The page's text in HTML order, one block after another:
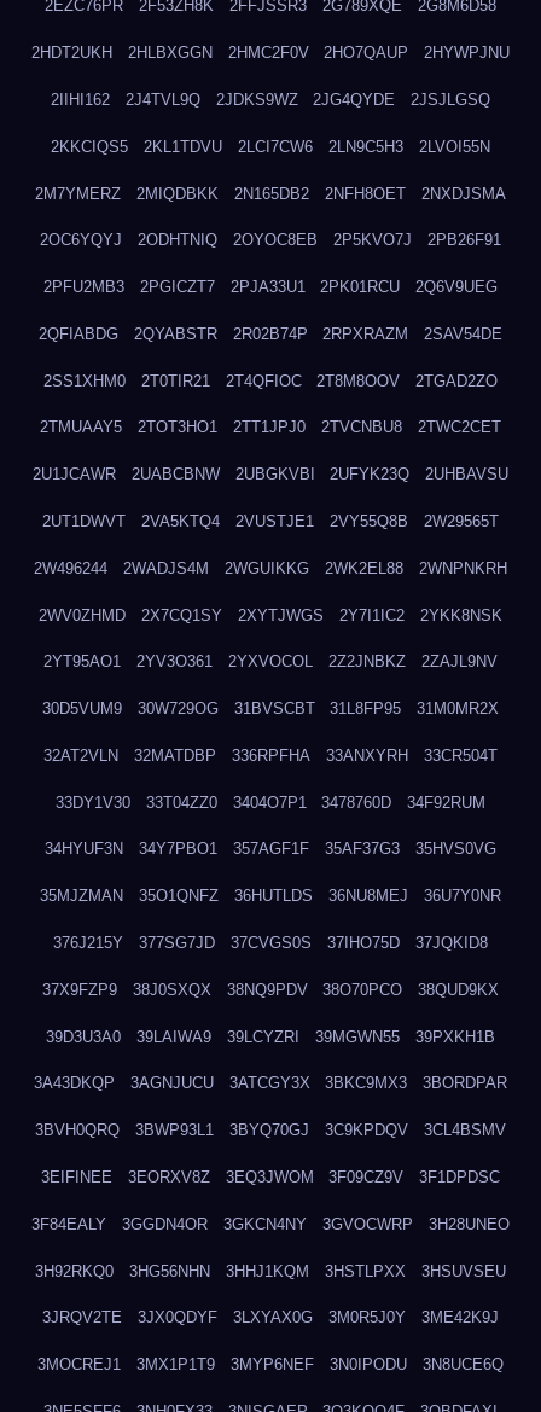
2EZC76PR 2F53ZH8K 2FFJSSR3 2G789XQE 2G8M6D58
2HDT2UKH 2HLBXGGN 2HMC2F0V 2HO7QAUP 2HYWPJNU
2IIHI162 2J4TVL9Q 2JDKS9WZ 2JG4QYDE 2JSJLGSQ
2KKCIQS5 2KL1TDVU 2LCI7CW6 2LN9C5H3 2LVOI55N
2M7YMERZ 2MIQDBKK 2N165DB2 2NFH8OET 2NXDJSMA
2OC6YQYJ 2ODHTNIQ 2OYOC8EB 2P5KVO7J 2PB26F91
2PFU2MB3 2PGICZT7 2PJA33U1 2PK01RCU 2Q6V9UEG
2QFIABDG 2QYABSTR 2R02B74P 2RPXRAZM 2SAV54DE
2SS1XHM0 2T0TIR21 2T4QFIOC 2T8M8OOV 2TGAD2ZO
2TMUAAY5 2TOT3HO1 2TT1JPJ0 2TVCNBU8 2TWC2CET
2U1JCAWR 2UABCBNW 2UBGKVBI 2UFYK23Q 2UHBAVSU
2UT1DWVT 2VA5KTQ4 2VUSTJE1 2VY55Q8B 2W29565T
2W496244 2WADJS4M 2WGUIKKG 2WK2EL88 2WNPNKRH
2WV0ZHMD 2X7CQ1SY 2XYTJWGS 2Y7I1IC2 2YKK8NSK
2YT95AO1 2YV3O361 2YXVOCOL 2Z2JNBKZ 2ZAJL9NV
30D5VUM9 30W729OG 31BVSCBT 31L8FP95 31M0MR2X
32AT2VLN 32MATDBP 336RPFHA 33ANXYRH 33CR504T
33DY1V30 33T04ZZ0 3404O7P1 3478760D 34F92RUM
34HYUF3N 34Y7PBO1 357AGF1F 35AF37G3 35HVS0VG
35MJZMAN 35O1QNFZ 36HUTLDS 36NU8MEJ 36U7Y0NR
376J215Y 377SG7JD 37CVGS0S 37IHO75D 37JQKID8
37X9FZP9 38J0SXQX 38NQ9PDV 38O70PCO 38QUD9KX
39D3U3A0 39LAIWA9 39LCYZRI 39MGWN55 39PXKH1B
3A43DKQP 3AGNJUCU 3ATCGY3X 3BKC9MX3 3BORDPAR
3BVH0QRQ 3BWP93L1 3BYQ70GJ 3C9KPDQV 3CL4BSMV
3EIFINEE 3EORXV8Z 3EQ3JWOM 3F09CZ9V 3F1DPDSC
3F84EALY 3GGDN4OR 3GKCN4NY 3GVOCWRP 3H28UNEO
3H92RKQ0 3HG56NHN 3HHJ1KQM 3HSTLPXX 3HSUVSEU
3JRQV2TE 3JX0QDYF 3LXYAX0G 3M0R5J0Y 3ME42K9J
3MOCREJ1 3MX1P1T9 3MYP6NEF 3N0IPODU 3N8UCE6Q